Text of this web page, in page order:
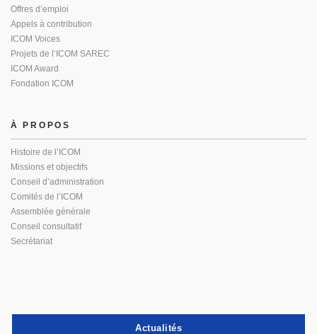
Offres d’emploi
Appels à contribution
ICOM Voices
Projets de l’ICOM SAREC
ICOM Award
Fondation ICOM
À PROPOS
Histoire de l’ICOM
Missions et objectifs
Conseil d’administration
Comités de l’ICOM
Assemblée générale
Conseil consultatif
Secrétariat
Actualités